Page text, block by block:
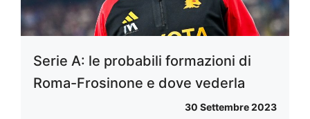
Serie A: le probabili formazioni di
Roma-Frosinone e dove vederla
30 Settembre 2023